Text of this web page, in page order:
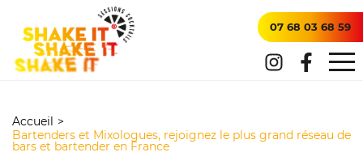
07 68 03 68 59
Accueil >
Bartenders et Mixologues, rejoignez le plus grand réseau de
bars et bartender en France